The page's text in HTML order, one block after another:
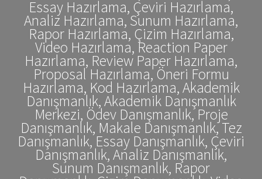
Essay Hazırlama, Çeviri Hazırlama,
Analiz Hazırlama, Sunum Hazırlama,
Rapor Hazırlama, Çizim Hazırlama,
Video Hazırlama, Reaction Paper
Hazırlama, Review Paper Hazırlama,
Proposal Hazırlama, Öneri Formu
Hazırlama, Kod Hazırlama, Akademik
Danışmanlık, Akademik Danışmanlık
Merkezi, Ödev Danışmanlık, Proje
Danışmanlık, Makale Danışmanlık, Tez
Danışmanlık, Essay Danışmanlık, Çeviri
Danışmanlık, Analiz Danışmanlık,
Sunum Danışmanlık, Rapor